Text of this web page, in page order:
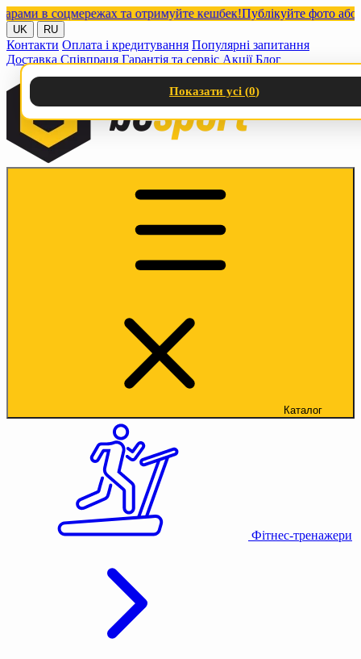
в соцмережах та отримуйте кешбек!Публікуйте фото або
UK RU
Контакти Оплата і кредитування Популярні запитання
Доставка Співпраця Гарантія та сервіс Акції Блог
Каталог
Фітнес-тренажери
Показати усі (0)